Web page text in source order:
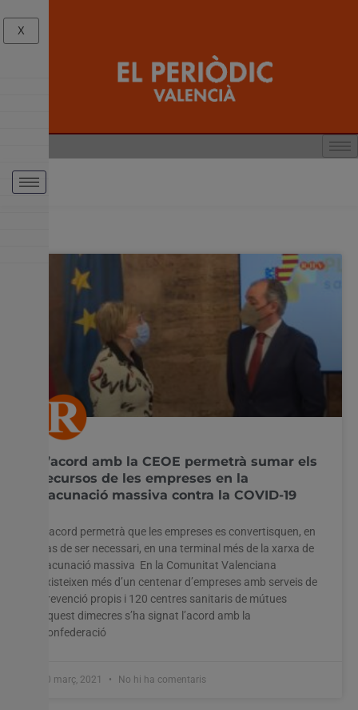
L’acord amb la CEOE permetrà sumar els
recursos de les empreses en la
vacunació massiva contra la COVID-19
L’acord permetrà que les empreses es convertisquen, en
cas de ser necessari, en una terminal més de la xarxa de
vacunació massiva En la Comunitat Valenciana
existeixen més d’un centenar d’empreses amb serveis de
prevenció propis i 120 centres sanitaris de mútues
Aquest dimecres s’ha signat l’acord amb la
Confederació
10 març, 2021 No hi ha comentaris